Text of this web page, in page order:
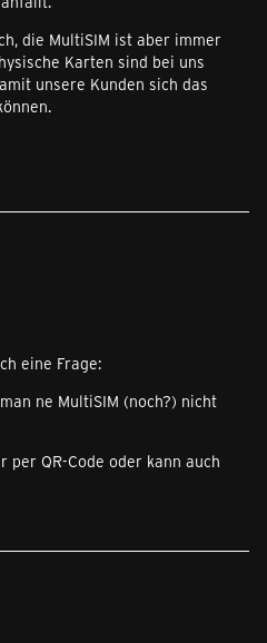
die MultiSIM ist aber immer
Karten sind bei uns
unsere Kunden sich das
eine Frage:
ne MultiSIM (noch?) nicht
per QR-Code oder kann auch